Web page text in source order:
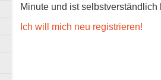
Minute und ist selbstverständlich
Ich will mich neu registrieren!